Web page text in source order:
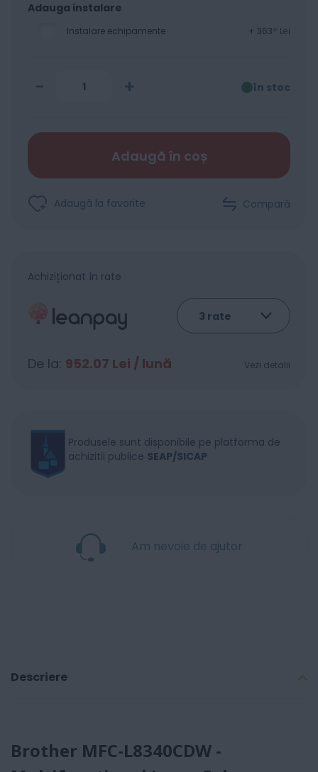
Adauga instalare
Instalare echipamente + 363 Lei
- + în stoc
Adaugă în coș
Adaugă la favorite Compară
Achiziționat în rate
De la: 952.07 Lei / lună Vezi detalii
Produsele sunt disponibile pe platforma de
achizitii publice SEAP/SICAP
Am nevoie de ajutor
Descriere
Brother MFC-L8340CDW -